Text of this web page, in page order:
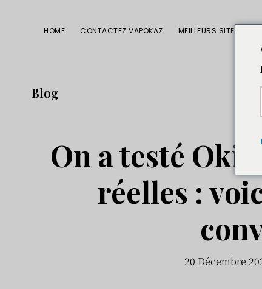
principale
latérale
HOME CONTACTEZ VAPOKAZ MEILLEURS SITES CBD
Blog
On a testé
réelles :
20 Décembre